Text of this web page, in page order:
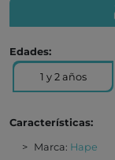
Edades:
1 y 2 años
Características:
Marca: Hape